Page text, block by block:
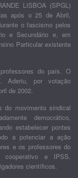
LISBOA (SPGL)
após o 25 de Abril,
o fascismo pelos
e Secundário e, em
Particular existente
do país. O
Aderiu, por votação
de 2002.
movimento sindical
democrático,
estabelecer pontes
a potenciar a ação
e os professores do
e IPSS.
científicos.